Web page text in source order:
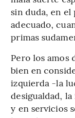
sin duda, en
adecuado,
primas
Pero los amos
bien en
izquierda -la
desigualdad,
y en servicios